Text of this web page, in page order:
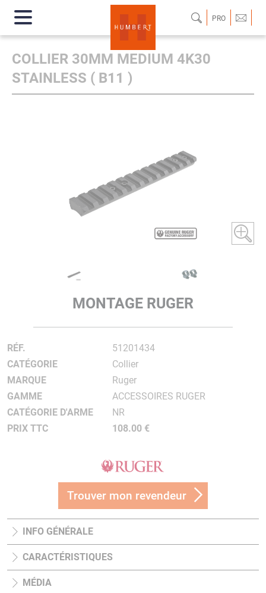
PRO
COLLIER 30MM MEDIUM 4K30
STAINLESS ( B11 )
MONTAGE RUGER
RÉF.
51201434
CATÉGORIE
Collier
MARQUE
Ruger
GAMME
ACCESSOIRES RUGER
CATÉGORIE D'ARME
NR
PRIX TTC
108.00 €
Trouver mon revendeur
INFO GÉNÉRALE
CARACTÉRISTIQUES
MÉDIA